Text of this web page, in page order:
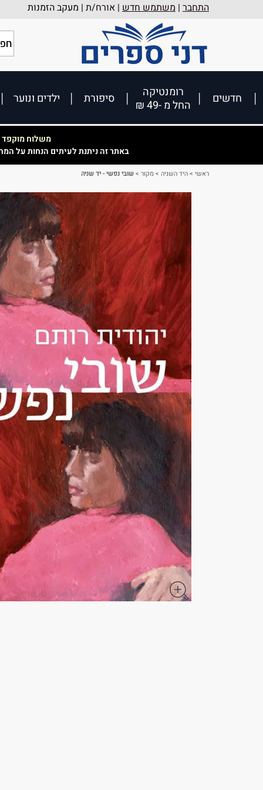
התחבר | משתמש חדש | אורח/ת | מעקב הזמנות
חדשים
רומנטיקה
החל מ -49 ₪
סיפורת ילדים ונוער
משלוח מוקפד
באתר זה ניתנת לעיתים הנחות על
ראשי >היד השניה >מקור >שובי נפשי - יד שניה